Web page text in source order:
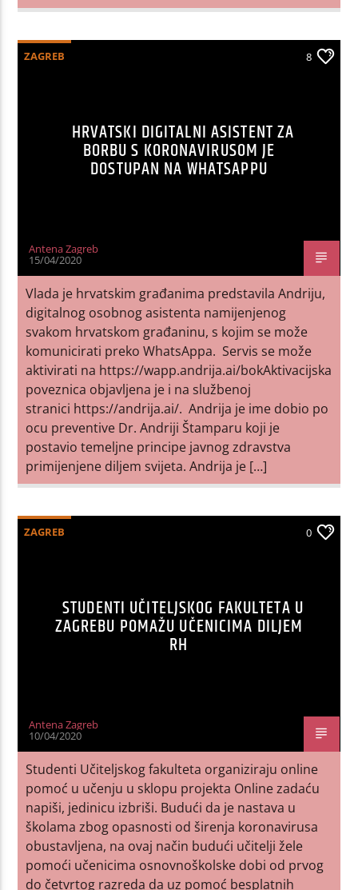
ZAGREB 8
HRVATSKI DIGITALNI ASISTENT ZA
BORBU S KORONAVIRUSOM JE
DOSTUPAN NA WHATSAPPU
Antena Zagreb
15/04/2020
Vlada je hrvatskim građanima predstavila Andriju,
digitalnog osobnog asistenta namijenjenog
svakom hrvatskom građaninu, s kojim se može
komunicirati preko WhatsAppa. Servis se može
aktivirati na https://wapp.andrija.ai/bokAktivacijska
poveznica objavljena je i na službenoj
stranici https://andrija.ai/. Andrija je ime dobio po
ocu preventive Dr. Andriji Štamparu koji je
postavio temeljne principe javnog zdravstva
primijenjene diljem svijeta. Andrija je […]
ZAGREB 0
STUDENTI UČITELJSKOG FAKULTETA U
ZAGREBU POMAŽU UČENICIMA DILJEM
RH
Antena Zagreb
10/04/2020
Studenti Učiteljskog fakulteta organiziraju online
pomoć u učenju u sklopu projekta Online zadaću
napiši, jedinicu izbriši. Budući da je nastava u
školama zbog opasnosti od širenja koronavirusa
obustavljena, na ovaj način budući učitelji žele
pomoći učenicima osnovnoškolske dobi od prvog
do četvrtog razreda da uz pomoć besplatnih